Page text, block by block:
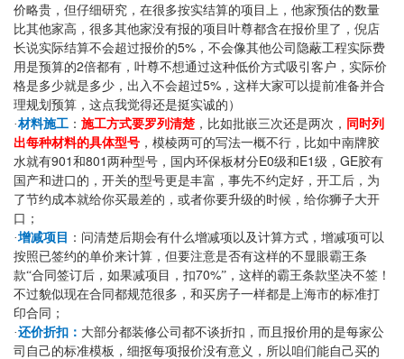
价略贵，但仔细研究，在很多按实结算的项目上，他家预估的数量
比其他家高，很多其他家没有报的项目叶尊都含在报价里了，倪店
长说实际结算不会超过报价的5% ，不会像其他公司隐蔽工程实际费
用是预算的2倍都有，叶尊不想通过这种低价方式吸引客户，实际价
格是多少就是多少，出入不会超过5% ，这样大家可以提前准备并合
理规划预算，这点我觉得还是挺实诚的）
·材料施工 ： 施工方式要罗列清楚 ，比如批嵌三次还是两次， 同时列
出每种材料的具体型号 ，模棱两可的写法一概不行，比如中南牌胶
水就有901 和801 两种型号，国内环保板材分E0级和 E1 级， GE胶有
国产和进口的，开关的型号更是丰富，事先不约定好，开工后，为
了节约成本就给你买最差的，或者你要升级的时候，给你狮子大开
口；
·增减项目 ：问清楚后期会有什么增减项以及计算方式，增减项可以
按照已签约的单价来计算，但要注意是否有这样的不显眼霸王条
款“合同签订后，如果减项目，扣70%”，这样的霸王条款坚决不签！
不过貌似现在合同都规范很多，和买房子一样都是上海市的标准打
印合同；
·还价折扣： 大部分都装修公司都不谈折扣，而且报价用的是每家公
司自己的标准模板，细抠每项报价没有意义，所以咱们能自己买的